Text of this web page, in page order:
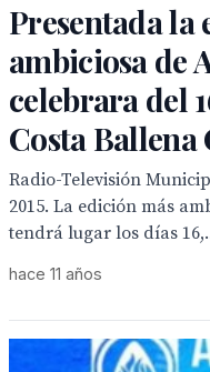
Presentada la
ambiciosa de
celebrara del
Costa
Radio-Televisión
2015. La edición más
tendrá lugar los días
hace 11 años